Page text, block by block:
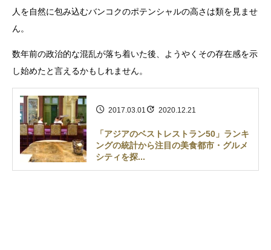
人を自然に包み込むバンコクのポテンシャルの高さは類を見ませ
ん。
数年前の政治的な混乱が落ち着いた後、ようやくその存在感を示
し始めたと言えるかもしれません。
2017.03.01 2020.12.21
「アジアのベストレストラン50」ランキ
ングの統計から注目の美食都市・グルメ
シティを探...